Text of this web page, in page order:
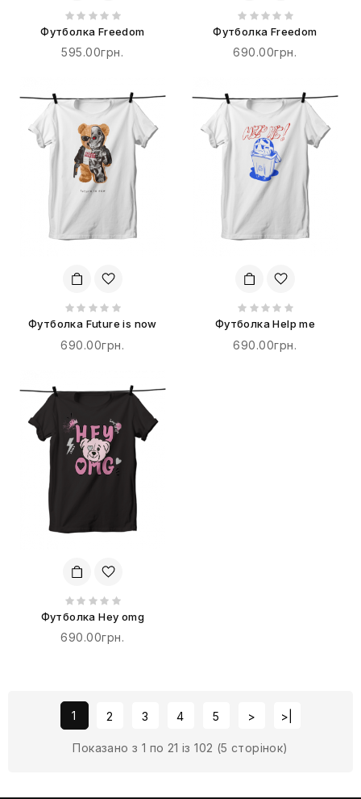
Футболка Freedom
595.00грн.
Футболка Freedom
690.00грн.
Футболка Future is now
690.00грн.
Футболка Help me
690.00грн.
Футболка Hey omg
690.00грн.
1 2 3 4 5 > >|
Показано з 1 по 21 із 102 (5 сторінок)